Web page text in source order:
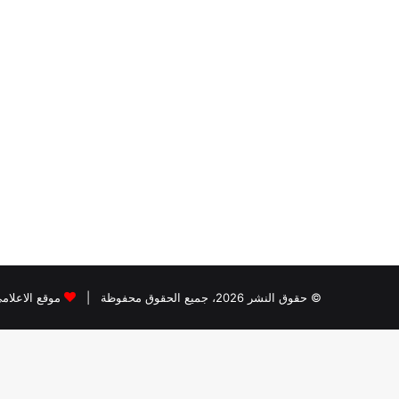
© حقوق النشر 2026، جميع الحقوق محفوظة | موقع